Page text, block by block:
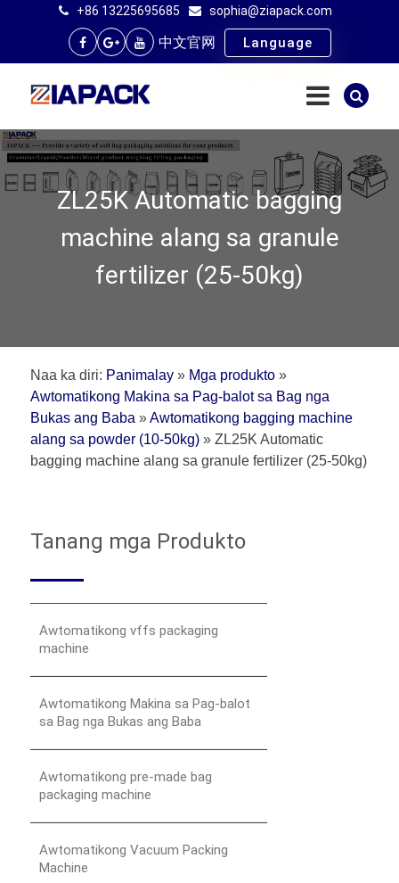
+86 13225695685 sophia@ziapack.com
中文官网 Language
ZL25K Automatic bagging
machine alang sa granule
fertilizer (25-50kg)
Naa ka diri: Panimalay » Mga produkto »
Awtomatikong Makina sa Pag-balot sa Bag nga
Bukas ang Baba »Awtomatikong bagging machine
alang sa powder (10-50kg) » ZL25K Automatic
bagging machine alang sa granule fertilizer (25-50kg)
Tanang mga Produkto
Awtomatikong vffs packaging
machine
Awtomatikong Makina sa Pag-balot
sa Bag nga Bukas ang Baba
Awtomatikong pre-made bag
packaging machine
Awtomatikong Vacuum Packing
Machine